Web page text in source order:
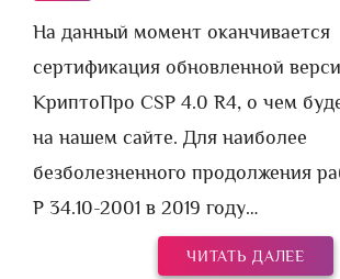
На данный момент оканчивается
сертификация обновленной
КриптоПро CSP 4.0 R4, о чем
на нашем сайте. Для наиболее
безболезненного продолжения
Р 34.10-2001 в 2019 году…
ЧИТАТЬ ДАЛЕЕ